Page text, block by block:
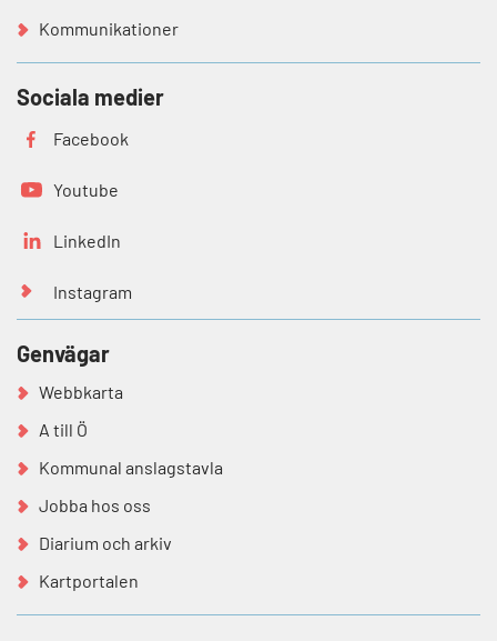
Kommunikationer
Sociala medier
Facebook
Youtube
LinkedIn
Instagram
Genvägar
Webbkarta
A till Ö
Kommunal anslagstavla
Jobba hos oss
Diarium och arkiv
Kartportalen